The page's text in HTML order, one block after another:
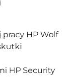
HP Wolf
HP Security